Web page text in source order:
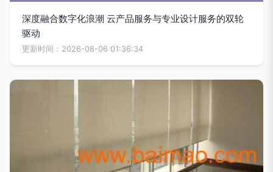
深度融合数字化浪潮 云产品服务与专业设计服务的双轮
驱动
更新时间：2026-08-06 01:36:34